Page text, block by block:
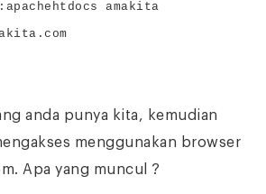
amakita
anda punya kita, kemudian
menggunakan browser
Apa yang muncul ?